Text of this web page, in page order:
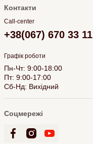
Контакти
Call-center
+38(067) 670 33 11
Графік роботи
Пн-Чт: 9:00-18:00
Пт: 9:00-17:00
Сб-Нд: Вихідний
Соцмережі